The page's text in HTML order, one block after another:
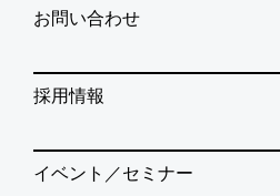
お問い合わせ
採用情報
イベント／セミナー